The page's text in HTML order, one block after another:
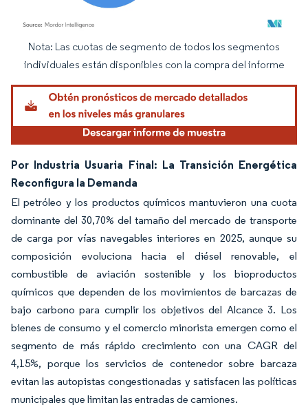
Imagen © Mordor Intelligence. El uso requiere atribución según CC BY 4.0.
Nota: Las cuotas de segmento de todos los segmentos
individuales están disponibles con la compra del informe
Por Industria Usuaria Final: La Transición Energética
Reconfigura la Demanda
El petróleo y los productos químicos mantuvieron una cuota
dominante del 30,70% del tamaño del mercado de transporte
de carga por vías navegables interiores en 2025, aunque su
composición evoluciona hacia el diésel renovable, el
combustible de aviación sostenible y los bioproductos
químicos que dependen de los movimientos de barcazas de
bajo carbono para cumplir los objetivos del Alcance 3. Los
bienes de consumo y el comercio minorista emergen como el
segmento de más rápido crecimiento con una CAGR del
4,15%, porque los servicios de contenedor sobre barcaza
evitan las autopistas congestionadas y satisfacen las políticas
municipales que limitan las entradas de camiones.